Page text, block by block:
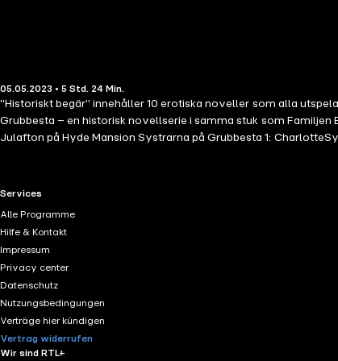
05.05.2023 • 5 Std. 24 Min.
"Historiskt begär" innehåller 10 erotiska noveller som alla
Grubbesta – en historisk novellserie i samma stuk som
Julafton på Hyde Mansion Systrarna på Grubbesta 1:
RTL+ useful links.
Services
Alle Programme
Hilfe & Kontakt
Impressum
Privacy center
Datenschutz
Nutzungsbedingungen
Verträge hier kündigen
Vertrag widerrufen
Wir sind RTL+